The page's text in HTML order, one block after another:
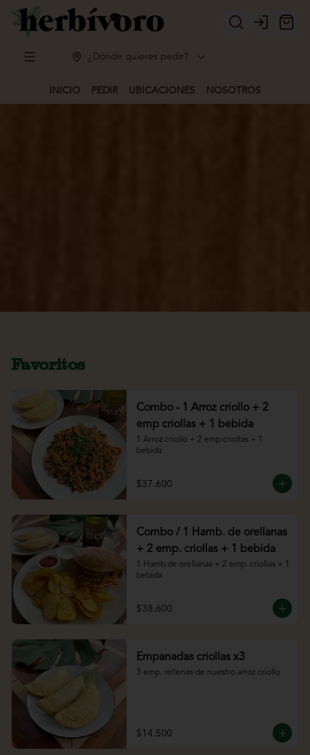
Login
¿Dónde quieres pedir?
INICIO PEDIR UBICACIONES NOSOTROS
Favoritos
Combo - 1 Arroz criollo + 2
emp criollas + 1 bebida
1 Arroz criollo + 2 emp criollas + 1
bebida
$37.600
Combo / 1 Hamb. de orellanas
+ 2 emp. criollas + 1 bebida
1 Hamb de orellanas + 2 emp. criollas + 1
bebida
$38.600
Empanadas criollas x3
3 emp. rellenas de nuestro arroz criollo
$14.500